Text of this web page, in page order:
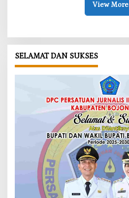
View More
SELAMAT DAN SUKSES